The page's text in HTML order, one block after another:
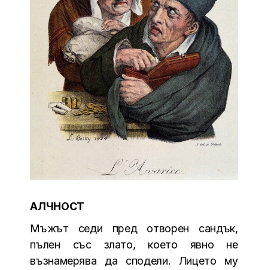
АЛЧНОСТ
Мъжът седи пред отворен сандък,
пълен със злато, което явно не
възнамерява да сподели. Лицето му